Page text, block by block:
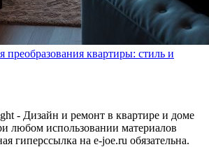
преобразования квартиры: стиль и
- Дизайн и ремонт в квартире и доме
любом использовании материалов
гиперссылка на e-joe.ru обязательна.